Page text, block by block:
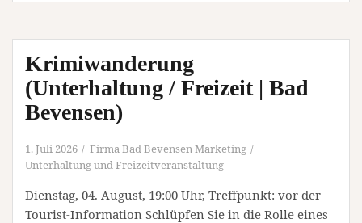
Krimiwanderung
(Unterhaltung / Freizeit | Bad
Bevensen)
1. Juli 2026
Firma Bad Bevensen Marketing
Unterhaltung und Freizeitveranstaltung
Dienstag, 04. August, 19:00 Uhr, Treffpunkt: vor der
Tourist-Information Schlüpfen Sie in die Rolle eines